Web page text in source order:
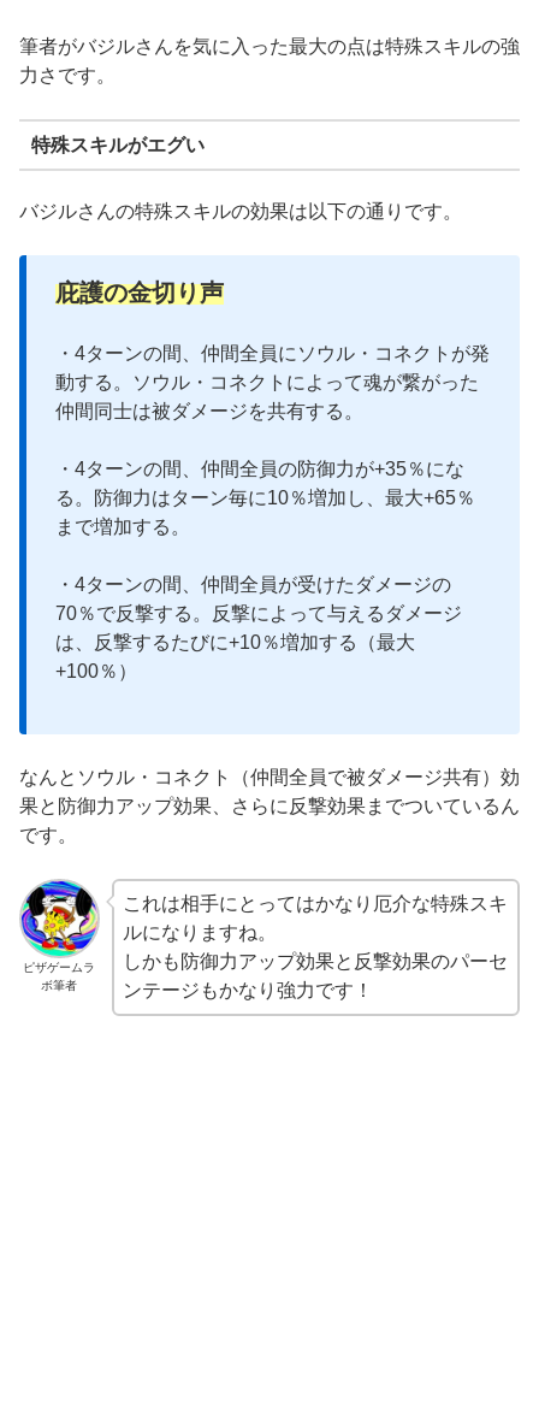
筆者がバジルさんを気に入った最大の点は特殊スキルの強
力さです。
特殊スキルがエグい
バジルさんの特殊スキルの効果は以下の通りです。
庇護の金切り声
・4ターンの間、仲間全員にソウル・コネクトが発
動する。ソウル・コネクトによって魂が繋がった
仲間同士は被ダメージを共有する。
・4ターンの間、仲間全員の防御力が+35％にな
る。防御力はターン毎に10％増加し、最大+65％
まで増加する。
・4ターンの間、仲間全員が受けたダメージの
70％で反撃する。反撃によって与えるダメージ
は、反撃するたびに+10％増加する（最大
+100％）
なんとソウル・コネクト（仲間全員で被ダメージ共有）効
果と防御力アップ効果、さらに反撃効果までついているん
です。
ピザゲームラ
ボ筆者
これは相手にとってはかなり厄介な特殊スキ
ルになりますね。
しかも防御力アップ効果と反撃効果のパーセ
ンテージもかなり強力です！